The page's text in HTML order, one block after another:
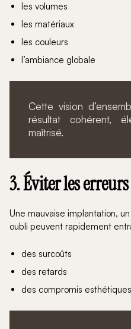
les volumes
les matériaux
les couleurs
l’ambiance globale
Cette vision
résultat cohérent,
maîtrisé.
3. Éviter les
Une mauvaise implantation,
oubli peuvent rapidement
des surcoûts
des retards
des compromis esthétiques